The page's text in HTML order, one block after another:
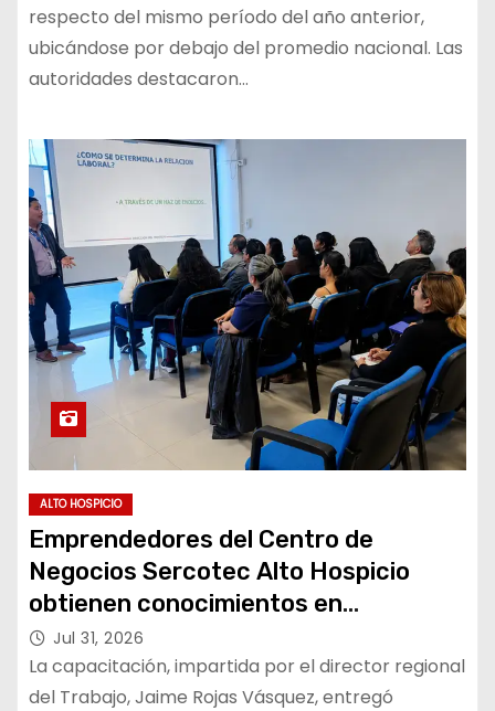
respecto del mismo período del año anterior,
ubicándose por debajo del promedio nacional. Las
autoridades destacaron…
ALTO HOSPICIO
Emprendedores del Centro de
Negocios Sercotec Alto Hospicio
obtienen conocimientos en
normativa laboral y Trabajo Decente
Jul 31, 2026
La capacitación, impartida por el director regional
del Trabajo, Jaime Rojas Vásquez, entregó